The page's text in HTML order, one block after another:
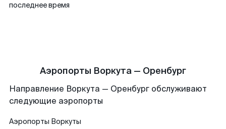
последнее время
Аэропорты Воркута — Оренбург
Направление Воркута — Оренбург обслуживают
следующие аэропорты
Аэропорты Воркуты